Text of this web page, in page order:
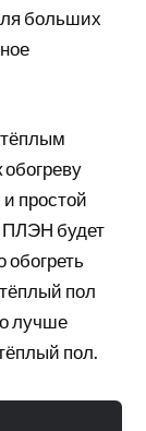
больших
простой
ПЛЭН будет
пол
лучше
пол.